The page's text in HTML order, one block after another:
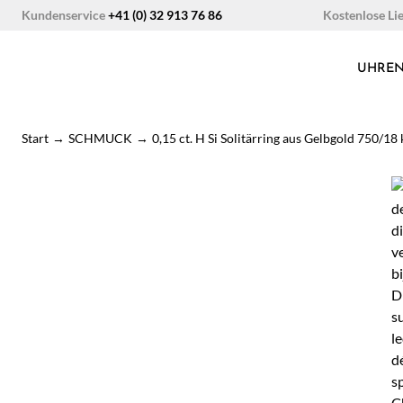
ZumKundenservice+41 (0) 32 913 76 86 Kostenlose
UHREN
Start → SCHMUCK → 0,15 ct. H Si Solitärring aus Gelbgold 750/